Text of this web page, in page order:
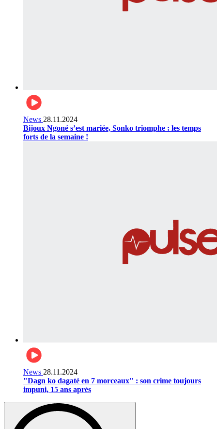
News 28.11.2024
Bijoux Ngoné s’est mariée, Sonko triomphe : les temps
forts de la semaine !
News 28.11.2024
"Dagn ko dagaté en 7 morceaux" : son crime toujours
impuni, 15 ans après